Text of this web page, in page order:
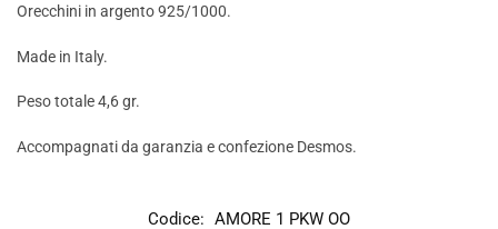
Orecchini in argento 925/1000.
Made in Italy.
Peso totale 4,6 gr.
Accompagnati da garanzia e confezione Desmos.
Codice: AMORE 1 PKW OO